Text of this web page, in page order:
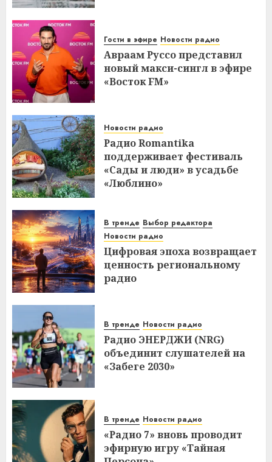
Гости в эфире Новости радио
Авраам Руссо представил
новый макси-сингл в эфире
«Восток FM»
Новости радио
Радио Romantika
поддерживает фестиваль
«Сады и люди» в усадьбе
«Люблино»
В тренде Выбор редактора
Новости радио
Цифровая эпоха возвращает
ценность региональному
радио
В тренде Новости радио
Радио ЭНЕРДЖИ (NRG)
объединит слушателей на
«Забеге 2030»
В тренде Новости радио
«Радио 7» вновь проводит
эфирную игру «Тайная